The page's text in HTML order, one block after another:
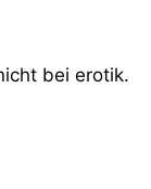
bei erotik.